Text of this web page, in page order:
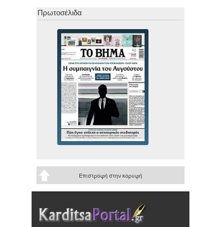
Πρωτοσέλιδα
Επιστροφή στην κορυφή